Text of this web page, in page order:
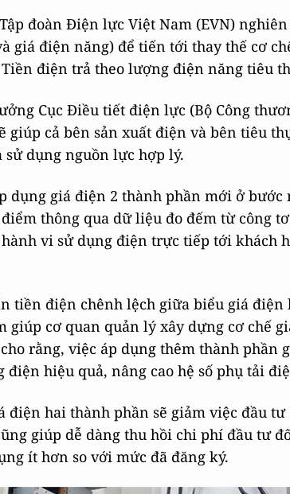
đoàn Điện lực Việt Nam (EVN)
giá điện năng) để tiến tới thay thế cơ
điện trả theo lượng điện năng tiêu
Cục Điều tiết điện lực (Bộ Công
giúp cả bên sản xuất điện và bên tiêu
dụng nguồn lực hợp lý.
dụng giá điện 2 thành phần mới ở
thông qua dữ liệu đo đếm từ công
vi sử dụng điện trực tiếp tới khách
tiền điện chênh lệch giữa biểu giá điện
giúp cơ quan quản lý xây dựng cơ chế
rằng, việc áp dụng thêm thành phần
điện hiệu quả, nâng cao hệ số phụ tải
hai thành phần sẽ giảm việc đầu tư
giúp dễ dàng thu hồi chi phí đầu tư
ít hơn so với mức đã đăng ký.